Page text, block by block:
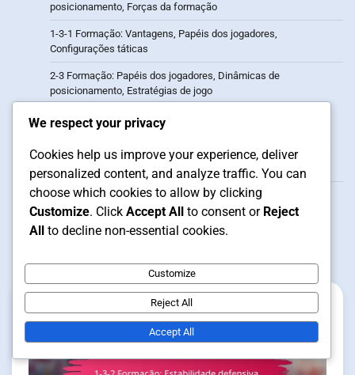
posicionamento, Forças da formação
1-3-1 Formação: Vantagens, Papéis dos jogadores,
Configurações táticas
2-3 Formação: Papéis dos jogadores, Dinâmicas de
posicionamento, Estratégias de jogo
Arquivo
February 2026
January 2026
We respect your privacy
Cookies help us improve your experience, deliver
personalized content, and analyze traffic. You can
choose which cookies to allow by clicking
Customize. Click Accept All to consent or Reject
All to decline non-essential cookies.
Customize
Reject All
Accept All